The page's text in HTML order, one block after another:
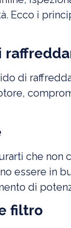
Ecco i
di
che non
essere in
di
filtro